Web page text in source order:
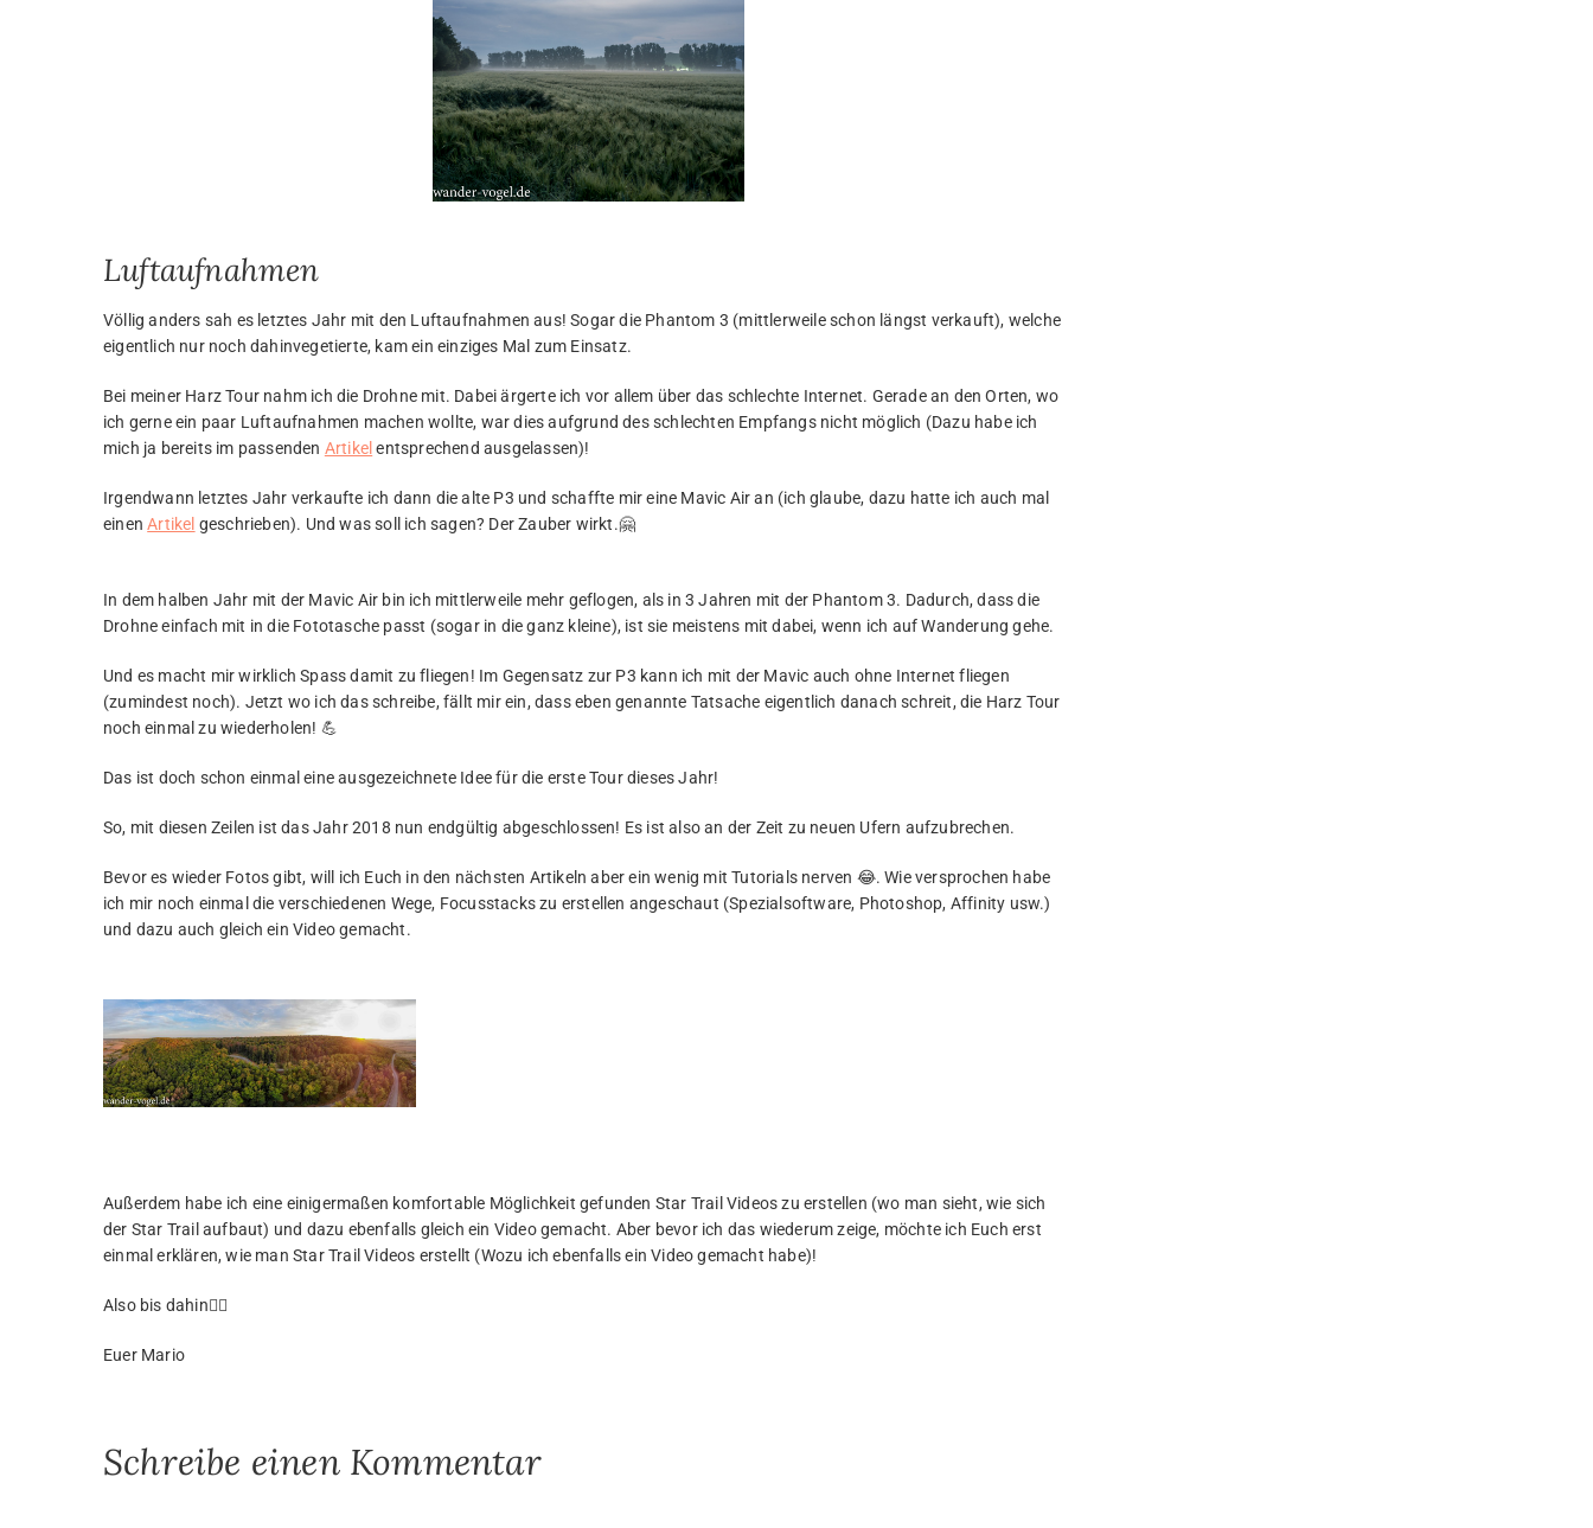
Luftaufnahmen
Völlig anders sah es letztes Jahr mit den Luftaufnahmen aus! Sogar die Phantom 3 (mittlerweile schon längst verkauft), welche
eigentlich nur noch dahinvegetierte, kam ein einziges Mal zum Einsatz.
Bei meiner Harz Tour nahm ich die Drohne mit. Dabei ärgerte ich vor allem über das schlechte Internet. Gerade an den Orten, wo
ich gerne ein paar Luftaufnahmen machen wollte, war dies aufgrund des schlechten Empfangs nicht möglich (Dazu habe ich
mich ja bereits im passenden Artikel entsprechend ausgelassen)!
Irgendwann letztes Jahr verkaufte ich dann die alte P3 und schaffte mir eine Mavic Air an (ich glaube, dazu hatte ich auch mal
einenArtikel geschrieben). Und was soll ich sagen? Der Zauber wirkt.🤗
In dem halben Jahr mit der Mavic Air bin ich mittlerweile mehr geflogen, als in 3 Jahren mit der Phantom 3. Dadurch, dass die
Drohne einfach mit in die Fototasche passt (sogar in die ganz kleine), ist sie meistens mit dabei, wenn ich auf Wanderung gehe.
Und es macht mir wirklich Spass damit zu fliegen! Im Gegensatz zur P3 kann ich mit der Mavic auch ohne Internet fliegen
(zumindest noch). Jetzt wo ich das schreibe, fällt mir ein, dass eben genannte Tatsache eigentlich danach schreit, die Harz Tour
noch einmal zu wiederholen! 💪
Das ist doch schon einmal eine ausgezeichnete Idee für die erste Tour dieses Jahr!
So, mit diesen Zeilen ist das Jahr 2018 nun endgültig abgeschlossen! Es ist also an der Zeit zu neuen Ufern aufzubrechen.
Bevor es wieder Fotos gibt, will ich Euch in den nächsten Artikeln aber ein wenig mit Tutorials nerven 😂. Wie versprochen habe
ich mir noch einmal die verschiedenen Wege, Focusstacks zu erstellen angeschaut (Spezialsoftware, Photoshop, Affinity usw.)
und dazu auch gleich ein Video gemacht.
Außerdem habe ich eine einigermaßen komfortable Möglichkeit gefunden Star Trail Videos zu erstellen (wo man sieht, wie sich
der Star Trail aufbaut) und dazu ebenfalls gleich ein Video gemacht. Aber bevor ich das wiederum zeige, möchte ich Euch erst
einmal erklären, wie man Star Trail Videos erstellt (Wozu ich ebenfalls ein Video gemacht habe)!
Also bis dahin🙋‍♂️
Euer Mario
Schreibe einen Kommentar